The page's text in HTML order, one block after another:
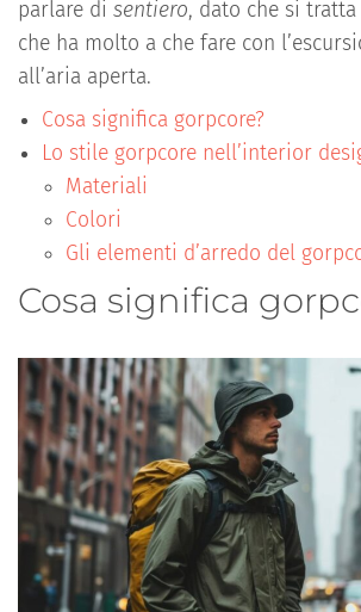
parlare di sentiero, dato che si
che ha molto a che fare con
all’aria aperta.
Cosa significa gorpcore?
Lo stile gorpcore nell’interior
Materiali
Colori
Gli elementi d’arredo del
Cosa significa